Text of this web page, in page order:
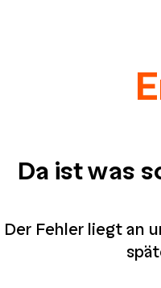
Da ist was
Der Fehler liegt an